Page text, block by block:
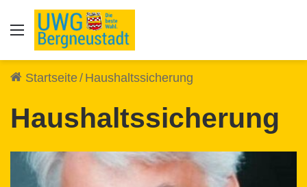
Auswahl
Startseite/ Haushaltssicherung
Haushaltssicherung